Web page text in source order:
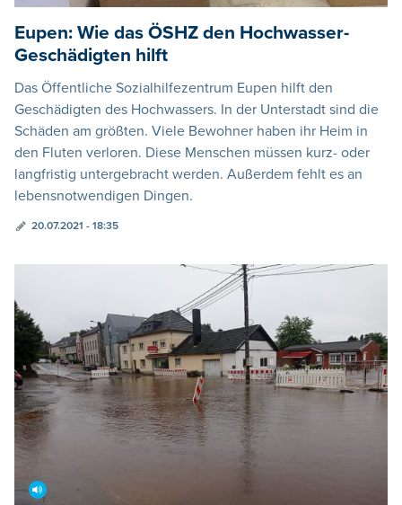
Eupen: Wie das ÖSHZ den Hochwasser-
Geschädigten hilft
Das Öffentliche Sozialhilfezentrum Eupen hilft den
Geschädigten des Hochwassers. In der Unterstadt sind die
Schäden am größten. Viele Bewohner haben ihr Heim in
den Fluten verloren. Diese Menschen müssen kurz- oder
langfristig untergebracht werden. Außerdem fehlt es an
lebensnotwendigen Dingen.
20.07.2021 - 18:35